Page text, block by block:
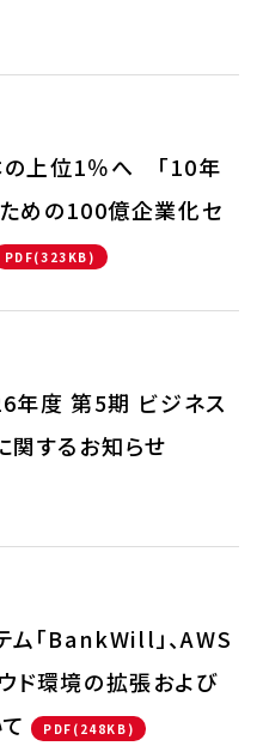
上位1％へ 「10年
めの100億企業化セ
PDF(323KB)
年度 第5期 ビジネス
関するお知らせ
「BankWill」、AWS
ド環境の拡張および
PDF(248KB)